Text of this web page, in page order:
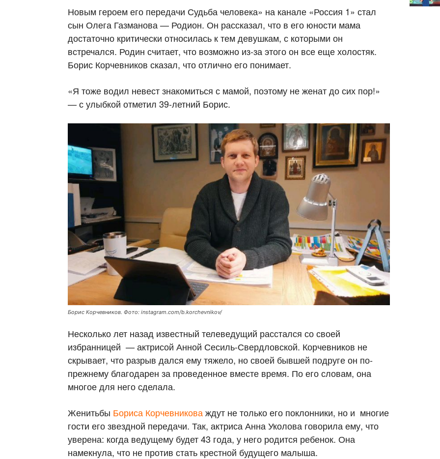
Новым героем его передачи Судьба человека» на канале «Россия 1» стал
сын Олега Газманова — Родион. Он рассказал, что в его юности мама
достаточно критически относилась к тем девушкам, с которыми он
встречался. Родин считает, что возможно из-за этого он все еще холостяк.
Борис Корчевников сказал, что отлично его понимает.
«Я тоже водил невест знакомиться с мамой, поэтому не женат до сих пор!»
— с улыбкой отметил 39-летний Борис.
Борис Корчевников. Фото: instagram.com/b.korchevnikov/
Несколько лет назад известный телеведущий расстался со своей
избранницей — актрисой Анной Сесиль-Свердловской. Корчевников не
скрывает, что разрыв дался ему тяжело, но своей бывшей подруге он по-
прежнему благодарен за проведенное вместе время. По его словам, она
многое для него сделала.
Женитьбы Бориса Корчевниковаждут не только его поклонники, но и многие
гости его звездной передачи. Так, актриса Анна Уколова говорила ему, что
уверена: когда ведущему будет 43 года, у него родится ребенок. Она
намекнула, что не против стать крестной будущего малыша.